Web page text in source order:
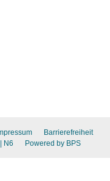
Barrierefreiheit
| N6 Powered by BPS